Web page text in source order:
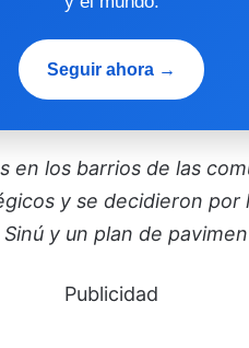
Seguir ahora →
en los barrios de las
y se decidieron por
y un plan de
Publicidad